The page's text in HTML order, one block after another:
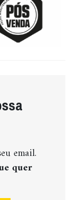
email.
quer